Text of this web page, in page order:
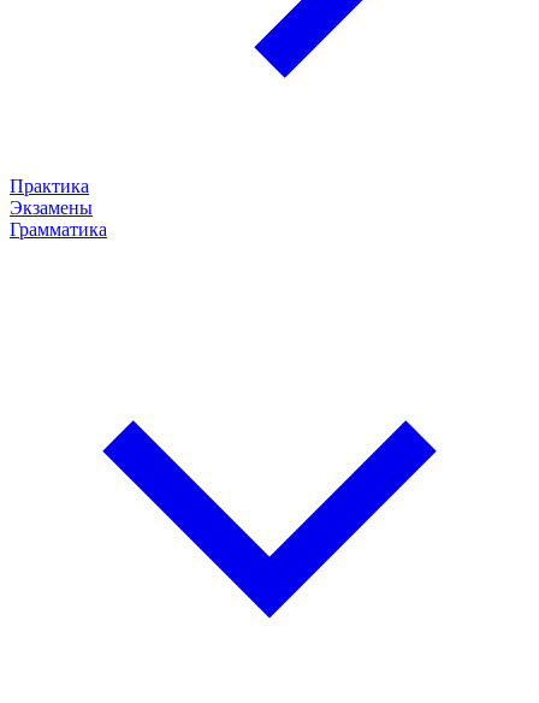
Практика
Экзамены
Грамматика